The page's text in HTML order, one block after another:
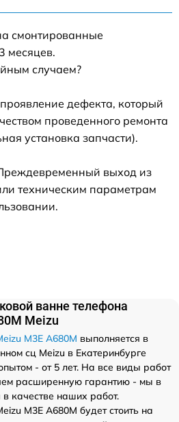
смонтированные
месяцев.
случаем?
дефекта, который
проведенного ремонта
установка запчасти).
выход из
техническим параметрам
ванне телефона
Meizu
M3E A680M выполняется в
сц Meizu в Екатеринбурге
- от 5 лет. На все виды работ
расширенную гарантию - мы в
качестве наших работ.
M3E A680M будет стоить на